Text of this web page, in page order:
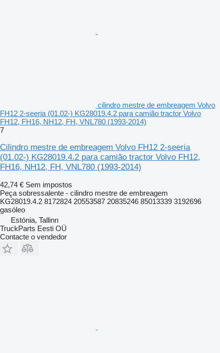
cilindro mestre de embreagem Volvo
FH12 2-seeria (01.02-) KG28019.4.2 para camião tractor Volvo
FH12, FH16, NH12, FH, VNL780 (1993-2014)
7
Cilindro mestre de embreagem Volvo FH12 2-seeria
(01.02-) KG28019.4.2 para camião tractor Volvo FH12,
FH16, NH12, FH, VNL780 (1993-2014)
42,74 € Sem impostos
Peça sobressalente - cilindro mestre de embreagem
KG28019.4.2 8172824 20553587 20835246 85013339 3192696
gasóleo
Estónia, Tallinn
TruckParts Eesti OÜ
Contacte o vendedor